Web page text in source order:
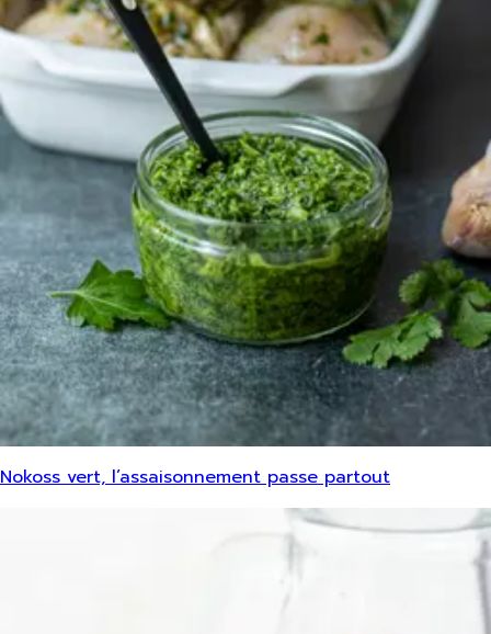
Nokoss vert, l’assaisonnement passe partout